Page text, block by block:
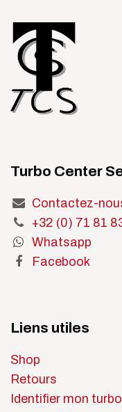
Turbo Center
Contactez-
+32 (0) 71 81
Whatsapp
Facebook
Liens utiles
Shop
Retours
Identifier mon turbo